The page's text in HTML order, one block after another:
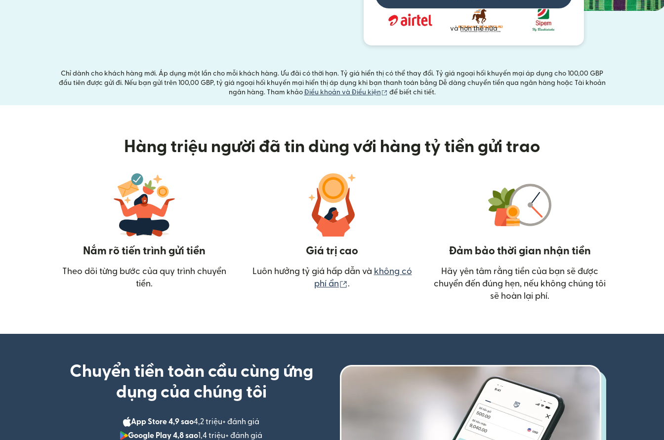
và hơn thế nữa
Chỉ dành cho khách hàng mới. Áp dụng một lần cho mỗi khách hàng. Ưu đãi có thời hạn. Tỷ giá hiển thị có thể thay đổi. Tỷ giá ngoại hối khuyến mại áp dụng cho 100,00 GBP
đầu tiên được gửi đi. Nếu bạn gửi trên 100,00 GBP, tỷ giá ngoại hối khuyến mại hiển thị áp dụng khi bạn thanh toán bằng Dễ dàng chuyển tiền qua ngân hàng hoặc Tài khoản
ngân hàng. Tham khảo Điều khoản và Điều kiện (mở trong cửa sổ mới)
để biết chi tiết.
Hàng triệu người đã tin dùng với hàng tỷ tiền gửi trao
Nắm rõ tiến trình gửi tiền
Theo dõi từng bước của quy trình chuyển
tiền.
Giá trị cao
Luôn hưởng tỷ giá hấp dẫn và không có
phí ẩn
(mở trong cửa sổ mới)
.
Đảm bảo thời gian nhận tiền
Hãy yên tâm rằng tiền của bạn sẽ được
chuyển đến đúng hẹn, nếu không chúng tôi
sẽ hoàn lại phí.
Chuyển tiền toàn cầu cùng ứng
dụng của chúng tôi
App Store 4,9 sao4,2 triệu+ đánh giá
Google Play 4,8 sao1,4 triệu+ đánh giá